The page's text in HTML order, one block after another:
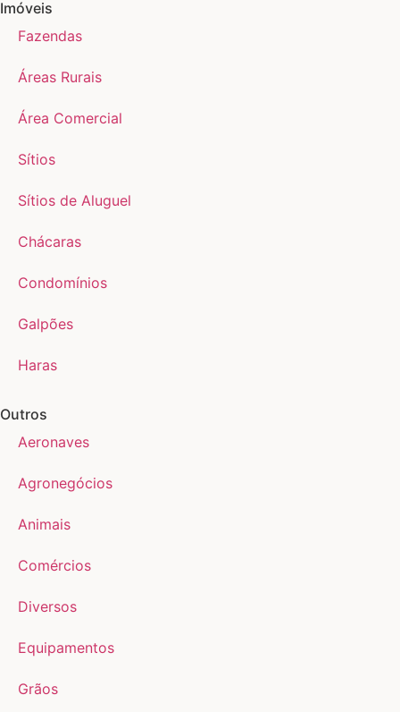
Imóveis
Fazendas
Áreas Rurais
Área Comercial
Sítios
Sítios de Aluguel
Chácaras
Condomínios
Galpões
Haras
Outros
Aeronaves
Agronegócios
Animais
Comércios
Diversos
Equipamentos
Grãos